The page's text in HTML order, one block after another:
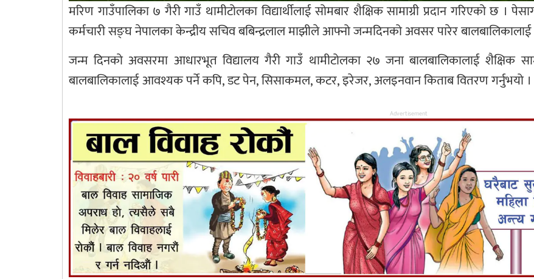
मरिण गाउँपालिका ७ गैरी गाउँ थामीटोलका विद्यार्थीलाई सोमबार शैक्षिक सामाग्री प्रदान गरिएको छ ।
कर्मचारी सङ्घ नेपालका केन्द्रीय सचिव बबिन्द्रलाल माझीले आफ्नो जन्मदिनको अवसर पारेर बालबालिकालाई
जन्म दिनको अवसरमा आधारभूत विद्यालय गैरी गाउँ थामीटोलका २७ जना बालबालिकालाई शैक्षिक
बालबालिकालाई आवश्यक पर्ने कपि, डट पेन, सिसाकमल, कटर, इरेजर, अलइनवान किताब वितरण गर्नुभयो ।
Advertisement